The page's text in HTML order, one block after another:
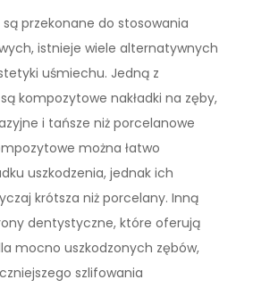
przekonane do stosowania
istnieje wiele alternatywnych
uśmiechu. Jedną z
kompozytowe nakładki na zęby,
i tańsze niż porcelanowe
można łatwo
uszkodzenia, jednak ich
krótsza niż porcelany. Inną
dentystyczne, które oferują
mocno uszkodzonych zębów,
szlifowania